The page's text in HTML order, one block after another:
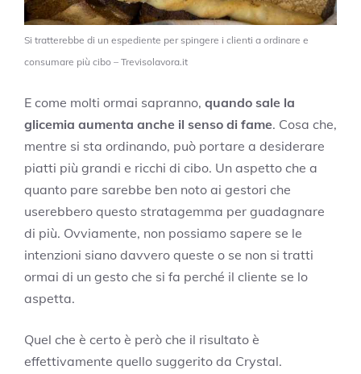
Si tratterebbe di un espediente per spingere i clienti a ordinare e
consumare più cibo – Trevisolavora.it
E come molti ormai sapranno, quando sale la
glicemia aumenta anche il senso di fame. Cosa che,
mentre si sta ordinando, può portare a desiderare
piatti più grandi e ricchi di cibo. Un aspetto che a
quanto pare sarebbe ben noto ai gestori che
userebbero questo stratagemma per guadagnare
di più. Ovviamente, non possiamo sapere se le
intenzioni siano davvero queste o se non si tratti
ormai di un gesto che si fa perché il cliente se lo
aspetta.
Quel che è certo è però che il risultato è
effettivamente quello suggerito da Crystal.